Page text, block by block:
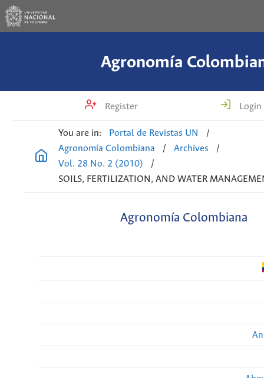
Agronomía
Register Login
You are in: Portal de Revistas UN
/
Agronomía Colombiana
/ Archives
/
Vol. 28 No. 2 (2010)
/
SOILS, FERTILIZATION, AND WATER
Agronomía Colombiana